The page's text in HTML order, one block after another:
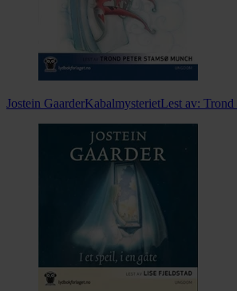
Jostein GaarderKabalmysterietLest av: Trond